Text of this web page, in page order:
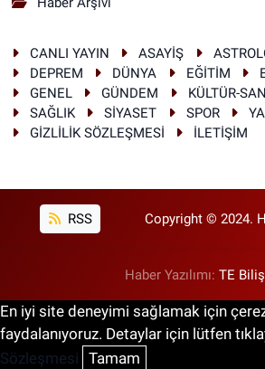
CANLI YAYIN ASAYİŞ
DEPREM
DÜNYA EĞİTİM
GENEL
GÜNDEM KÜLTÜR-
SAĞLIK
SİYASET SPOR
GİZLİLİK SÖZLEŞMESİ
İLETİŞİM
RSS Copyright © 2024.
Haber Yazılımı: TE
En iyi site deneyimi sağlamak için
faydalanıyoruz. Detaylar için lütfen
Sözleşmesi Tamam